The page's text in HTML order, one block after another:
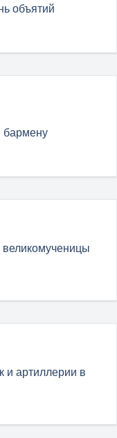
объятий
бармену
и артиллерии в